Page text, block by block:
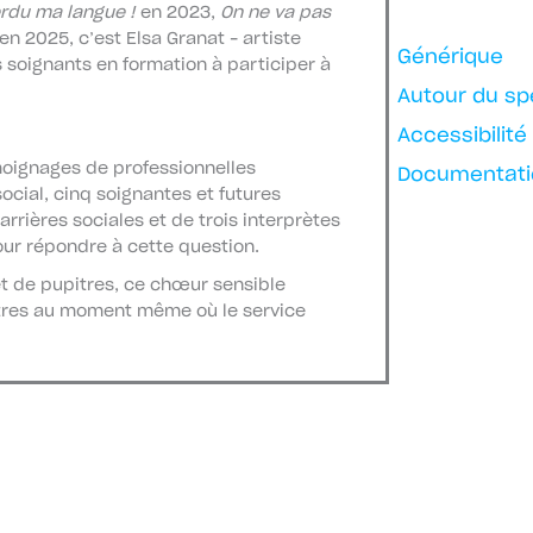
ma langue ! en 2023, On ne va pas
2025, c’est Elsa Granat – artiste
soignants en formation à participer à
de professionnelles
cinq soignantes et futures
sociales et de trois interprètes
répondre à cette question.
de pupitres, ce chœur sensible
au moment même où le service
Générique
Autour du
Accessibilité